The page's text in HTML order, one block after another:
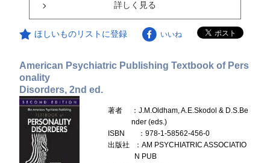
詳しく見る
ほしいものリストに登録 いいね
American Psychiatric Publishing Textbook of Pers
onality
Disorders, 2nd ed.
著者
：J.M.Oldham, A.E.Skodol & D.S.Be
nder (eds.)
ISBN
：978-1-58562-456-0
出版社
：AM PSYCHIATRIC ASSOCIATIO
N PUB